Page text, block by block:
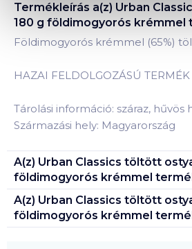
Termékleírás a(z) Urban
180 g földimogyorós krémmel
Földimogyorós krémmel (65%)
HAZAI FELDOLGOZÁSÚ TERMÉK
Tárolási információ: száraz, hűvös
Származási hely: Magyarország
A(z) Urban Classics töltött
földimogyorós krémmel
A(z) Urban Classics töltött
földimogyorós krémmel